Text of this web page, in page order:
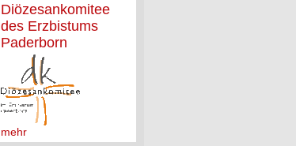
Diözesankomitee
des Erzbistums
Paderborn
mehr